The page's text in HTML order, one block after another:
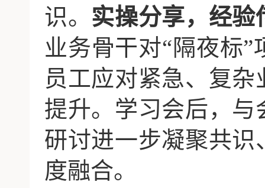
识。 实操分享，经验
业务骨干对“隔夜标
员工应对紧急、复
提升。学习会后，
研讨进一步凝聚共
度融合。